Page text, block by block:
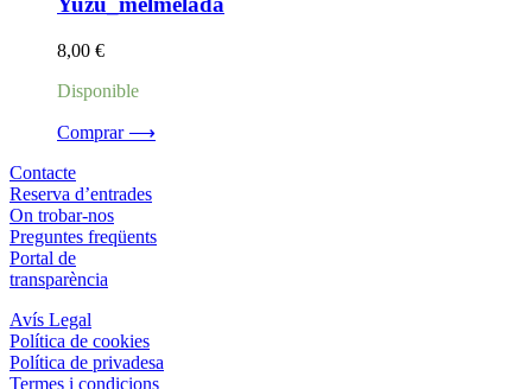
8,00 €
Disponible
Comprar ⟶
Contacte
Reserva d’entrades
On trobar-nos
Preguntes freqüents
Portal de
transparència
Avís Legal
Política de cookies
Política de privadesa
Termes i condicions